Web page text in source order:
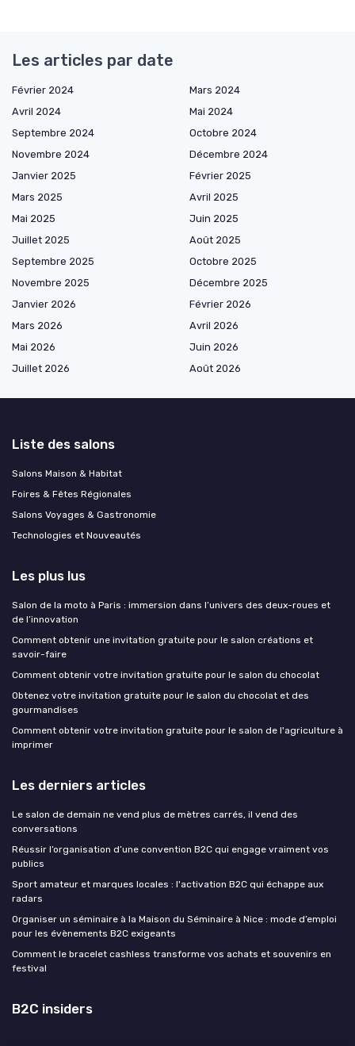
Les articles par date
Février 2024
Mars 2024
Avril 2024
Mai 2024
Septembre 2024
Octobre 2024
Novembre 2024
Décembre 2024
Janvier 2025
Février 2025
Mars 2025
Avril 2025
Mai 2025
Juin 2025
Juillet 2025
Août 2025
Septembre 2025
Octobre 2025
Novembre 2025
Décembre 2025
Janvier 2026
Février 2026
Mars 2026
Avril 2026
Mai 2026
Juin 2026
Juillet 2026
Août 2026
Liste des salons
Salons Maison & Habitat
Foires & Fêtes Régionales
Salons Voyages & Gastronomie
Technologies et Nouveautés
Les plus lus
Salon de la moto à Paris : immersion dans l’univers des deux-roues et
de l’innovation
Comment obtenir une invitation gratuite pour le salon créations et
savoir-faire
Comment obtenir votre invitation gratuite pour le salon du chocolat
Obtenez votre invitation gratuite pour le salon du chocolat et des
gourmandises
Comment obtenir votre invitation gratuite pour le salon de l'agriculture à
imprimer
Les derniers articles
Le salon de demain ne vend plus de mètres carrés, il vend des
conversations
Réussir l’organisation d’une convention B2C qui engage vraiment vos
publics
Sport amateur et marques locales : l'activation B2C qui échappe aux
radars
Organiser un séminaire à la Maison du Séminaire à Nice : mode d’emploi
pour les évènements B2C exigeants
Comment le bracelet cashless transforme vos achats et souvenirs en
festival
B2C insiders